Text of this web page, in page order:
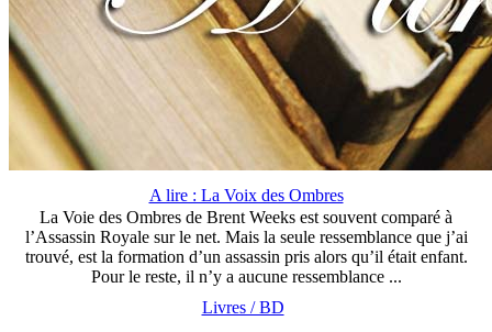
A lire : La Voix des Ombres
La Voie des Ombres de Brent Weeks est souvent comparé à
l’Assassin Royale sur le net. Mais la seule ressemblance que j’ai
trouvé, est la formation d’un assassin pris alors qu’il était enfant.
Pour le reste, il n’y a aucune ressemblance ...
Livres / BD